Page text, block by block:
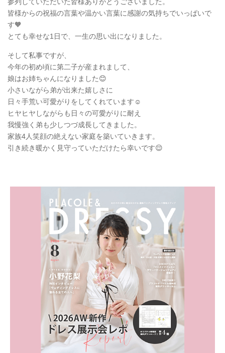
皆様からの祝福の言葉や温かい言葉に感謝の気持ちでいっぱいで
す🧡
とても幸せな1日で、一生の思い出になりました。
そして私事ですが、
今年の初め頃に第二子が産まれまして、
娘はお姉ちゃんになりました😊
小さいながら弟が出来た嬉しさに
日々手荒い可愛がりをしてくれています☺️
ヒヤヒヤしながらも日々の可愛がりに耐え
我慢強く弟も少しつづ成長してきました。
家族4人笑顔の絶えない家庭を築いていきます。
引き続き暖かく見守っていただけたら幸いです😌